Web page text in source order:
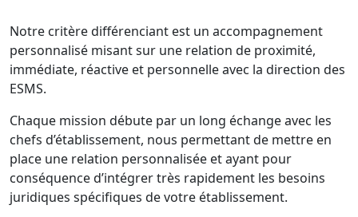
Notre critère différenciant est un accompagnement
personnalisé misant sur une relation de proximité,
immédiate, réactive et personnelle avec la direction des
ESMS.
Chaque mission débute par un long échange avec les
chefs d’établissement, nous permettant de mettre en
place une relation personnalisée et ayant pour
conséquence d’intégrer très rapidement les besoins
juridiques spécifiques de votre établissement.